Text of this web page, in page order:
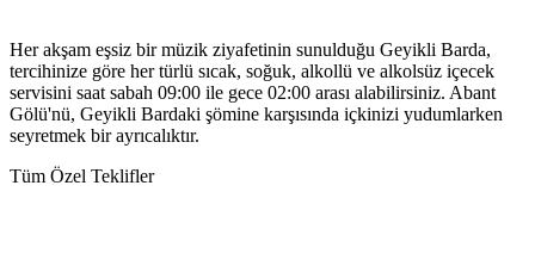
Her akşam eşsiz bir müzik ziyafetinin sunulduğu Geyikli Barda,
tercihinize göre her türlü sıcak, soğuk, alkollü ve alkolsüz içecek
servisini saat sabah 09:00 ile gece 02:00 arası alabilirsiniz. Abant
Gölü'nü, Geyikli Bardaki şömine karşısında içkinizi yudumlarken
seyretmek bir ayrıcalıktır.
Tüm Özel Teklifler